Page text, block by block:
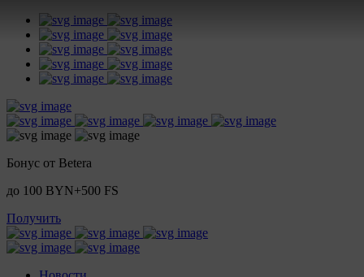
Бонус от Betera
до 100 BYN+500 FS
Получить